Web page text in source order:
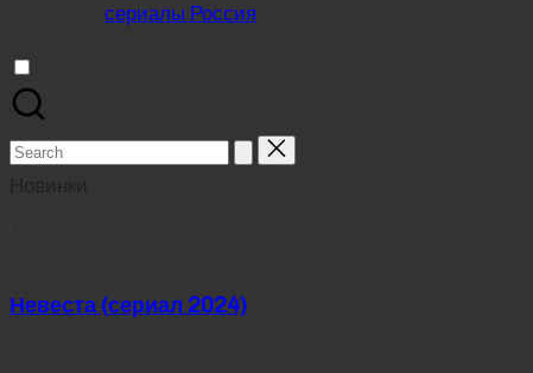
сериалы Россия
Search
Невеста (сериал 2024)